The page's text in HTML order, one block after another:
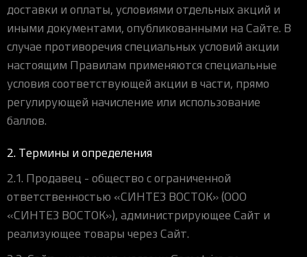
доставки и оплаты, условиями отдельных акций и
иными документами, опубликованными на Сайте. В
случае противоречия специальных условий акции
настоящим Правилам применяются специальные
условия соответствующей акции в части, прямо
регулирующей начисление или использование
баллов.
2. Термины и определения
2.1. Продавец - общество с ограниченной
ответственностью «СИНТЕЗ ВОСТОК» (ООО
«СИНТЕЗ ВОСТОК»), администрирующее Сайт и
реализующее товары через Сайт.